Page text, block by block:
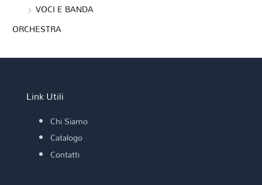
VOCI E BANDA
ORCHESTRA
Link Utili
Chi Siamo
Catalogo
Contatti